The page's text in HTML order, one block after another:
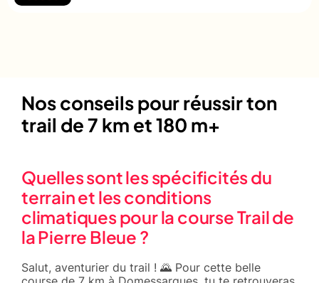
Nos conseils pour réussir ton
trail de 7 km et 180 m+
Quelles sont les spécificités du
terrain et les conditions
climatiques pour la course Trail de
la Pierre Bleue ?
Salut, aventurier du trail ! 🌄 Pour cette belle